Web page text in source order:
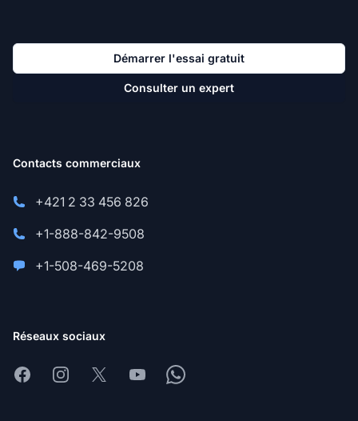
Démarrer l'essai gratuit
Consulter un expert
Contacts commerciaux
+421 2 33 456 826
+1-888-842-9508
+1-508-469-5208
Réseaux sociaux
FacebookInstagram
X YoutubeWhatsapp